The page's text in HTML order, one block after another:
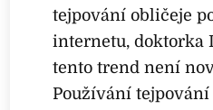
tejpování obličeje
internetu, doktorka
tento trend není
Používání